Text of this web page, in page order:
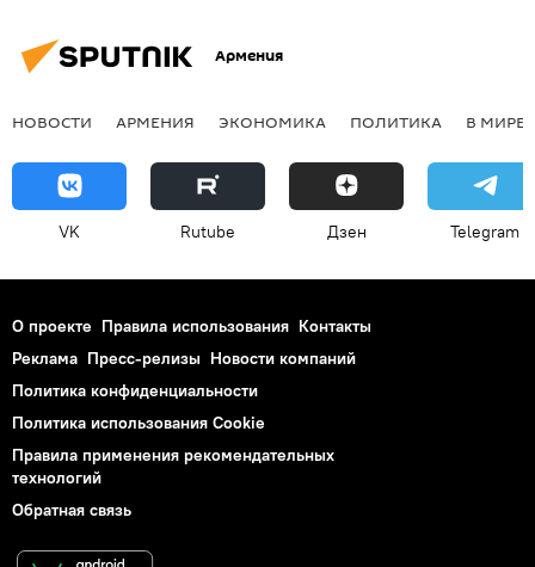
Армения
НОВОСТИ АРМЕНИЯ ЭКОНОМИКА ПОЛИТИКА В МИРЕ
VK Rutube Дзен Telegram
О проекте Правила использования Контакты
Реклама Пресс-релизы Новости компаний
Политика конфиденциальности
Политика использования Cookie
Правила применения рекомендательных
технологий
Обратная связь